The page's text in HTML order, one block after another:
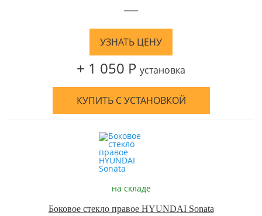
—
УЗНАТЬ ЦЕНУ
+ 1 050 Р установка
КУПИТЬ С УСТАНОВКОЙ
на складе
Боковое стекло правое HYUNDAI Sonata